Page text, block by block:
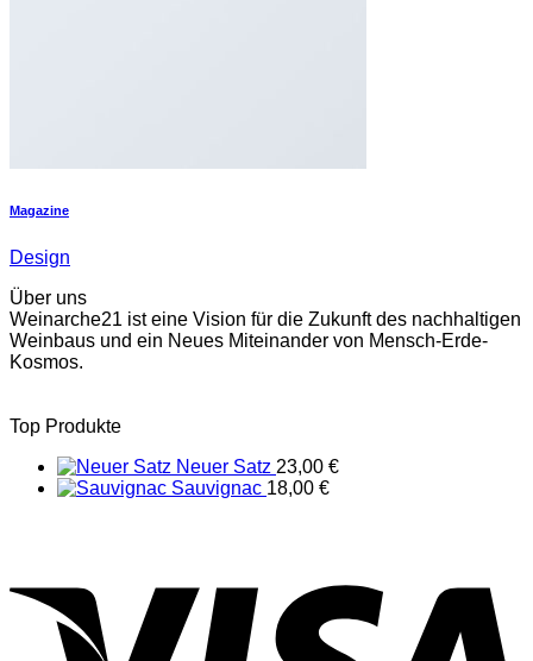
Magazine
Design
Über uns
Weinarche21 ist eine Vision für die Zukunft des nachhaltigen
Weinbaus und ein Neues Miteinander von Mensch-Erde-
Kosmos.
Top Produkte
Neuer Satz 23,00 €
Sauvignac 18,00 €